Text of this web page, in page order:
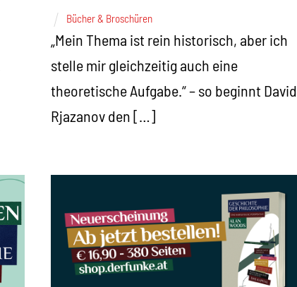
Bücher & Broschüren
„Mein Thema ist rein historisch, aber ich
stelle mir gleichzeitig auch eine
theoretische Aufgabe.“ – so beginnt David
Rjazanov den […]